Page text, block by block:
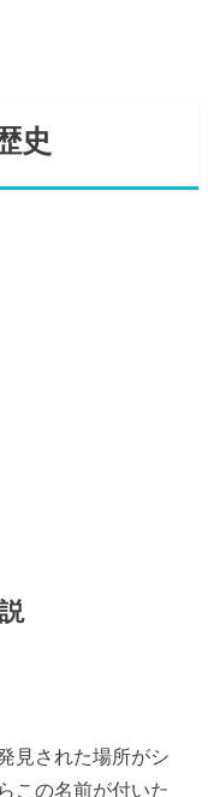
史
見された場所がシ
この名前が付いた